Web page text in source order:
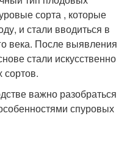
сорта , которые
и стали вводиться в
века. После выявления
стали искусственно
важно разобраться
спуровых